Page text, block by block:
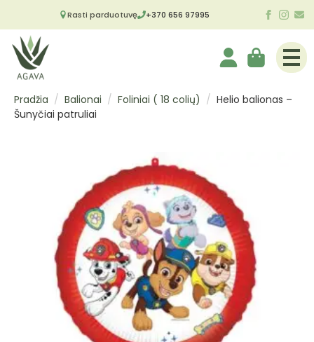
Rasti parduotuvę +370 656 97995
Pradžia Balionai Foliniai ( 18 colių)
Helio balionas –
Šunyčiai patruliai